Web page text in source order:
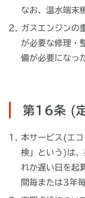
なお、温水端末
ガスエンジンの
が必要な修理・
備が必要になっ
第16条 (
本サービス(エ
検」という)は
れか遅い日を起
間毎または3年